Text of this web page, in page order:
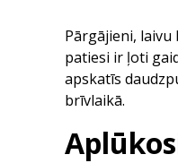
Pārgājieni, laivu
patiesi ir ļoti
apskatīs
brīvlaikā.